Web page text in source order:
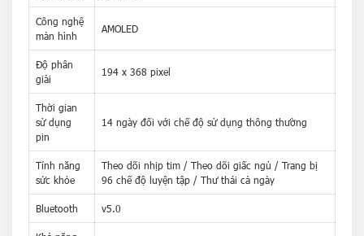
Công nghệ
màn hình
AMOLED
Độ phân
giải
194 x 368 pixel
Thời gian
sử dụng
pin
14 ngày đối với chế độ sử dụng thông thường
Tính năng
sức khỏe
Theo dõi nhịp tim / Theo dõi giấc ngủ / Trang bị
96 chế độ luyện tập / Thư thái cả ngày
Bluetooth v5.0